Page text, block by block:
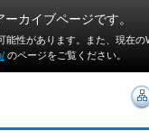
カイブページです。
性があります。また、現在
のページをご覧ください。